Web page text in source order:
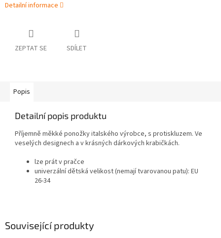
Detailní informace
ZEPTAT SE SDÍLET
Související produkty
Popis
Detailní popis produktu
Příjemně měkké ponožky italského výrobce, s protiskluzem. Ve
veselých designech a v krásných dárkových krabičkách.
lze prát v pračce
univerzální dětská velikost (nemají tvarovanou patu): EU
26-34